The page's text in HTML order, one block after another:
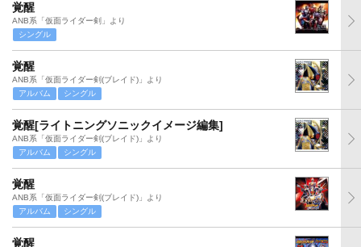
覚醒
ANB系「仮面ライダー剣」より
シングル
覚醒
ANB系「仮面ライダー剣(ブレイド)」より
アルバム
シングル
覚醒[ライトニングソニックイメージ編集]
ANB系「仮面ライダー剣(ブレイド)」より
アルバム
シングル
覚醒
ANB系「仮面ライダー剣(ブレイド)」より
アルバム
シングル
覚醒